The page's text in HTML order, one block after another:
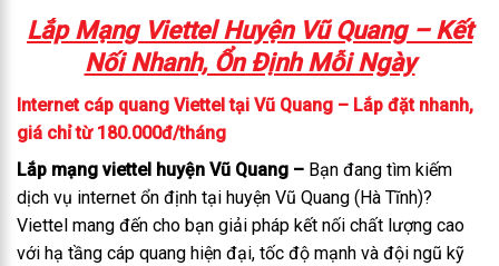
Lắp Mạng Viettel Huyện Vũ Quang – Kết
Nối Nhanh, Ổn Định Mỗi Ngày
Internet cáp quang Viettel tại Vũ Quang – Lắp đặt nhanh,
giá chỉ từ 180.000đ/tháng
Lắp mạng viettel huyện Vũ Quang – Bạn đang tìm kiếm
dịch vụ internet ổn định tại huyện Vũ Quang (Hà Tĩnh)?
Viettel mang đến cho bạn giải pháp kết nối chất lượng cao
với hạ tầng cáp quang hiện đại, tốc độ mạnh và đội ngũ kỹ